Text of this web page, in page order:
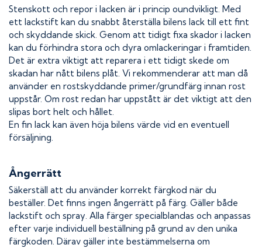
Stenskott och repor i lacken är i princip oundvikligt. Med
ett lackstift kan du snabbt återställa bilens lack till ett fint
och skyddande skick. Genom att tidigt fixa skador i lacken
kan du förhindra stora och dyra omlackeringar i framtiden.
Det är extra viktigt att reparera i ett tidigt skede om
skadan har nått bilens plåt. Vi rekommenderar att man då
använder en rostskyddande primer/grundfärg innan rost
uppstår. Om rost redan har uppstått är det viktigt att den
slipas bort helt och hållet.
En fin lack kan även höja bilens värde vid en eventuell
försäljning.
Ångerrätt
Säkerställ att du använder korrekt färgkod när du
beställer. Det finns ingen ångerrätt på färg. Gäller både
lackstift och spray. Alla färger specialblandas och anpassas
efter varje individuell beställning på grund av den unika
färgkoden. Därav gäller inte bestämmelserna om